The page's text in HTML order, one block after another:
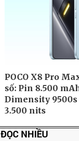
POCO X8 Pro
số: Pin 8.500
Dimensity
3.500 nits
ĐỌC NHIỀU